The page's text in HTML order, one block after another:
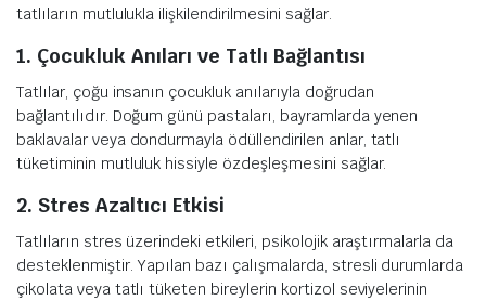
tatlıların mutlulukla ilişkilendirilmesini sağlar.
1. Çocukluk Anıları ve Tatlı Bağlantısı
Tatlılar, çoğu insanın çocukluk anılarıyla doğrudan
bağlantılıdır. Doğum günü pastaları, bayramlarda yenen
baklavalar veya dondurmayla ödüllendirilen anlar, tatlı
tüketiminin mutluluk hissiyle özdeşleşmesini sağlar.
2. Stres Azaltıcı Etkisi
Tatlıların stres üzerindeki etkileri, psikolojik araştırmalarla da
desteklenmiştir. Yapılan bazı çalışmalarda, stresli durumlarda
çikolata veya tatlı tüketen bireylerin kortizol seviyelerinin